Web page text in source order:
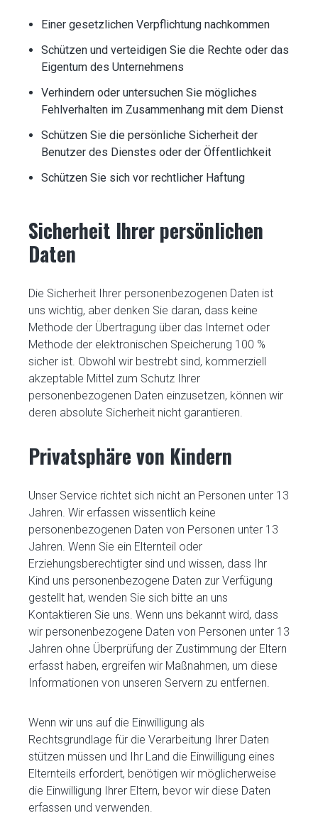
Einer gesetzlichen Verpflichtung nachkommen
Schützen und verteidigen Sie die Rechte oder das
Eigentum des Unternehmens
Verhindern oder untersuchen Sie mögliches
Fehlverhalten im Zusammenhang mit dem Dienst
Schützen Sie die persönliche Sicherheit der
Benutzer des Dienstes oder der Öffentlichkeit
Schützen Sie sich vor rechtlicher Haftung
Sicherheit Ihrer persönlichen
Daten
Die Sicherheit Ihrer personenbezogenen Daten ist
uns wichtig, aber denken Sie daran, dass keine
Methode der Übertragung über das Internet oder
Methode der elektronischen Speicherung 100 %
sicher ist. Obwohl wir bestrebt sind, kommerziell
akzeptable Mittel zum Schutz Ihrer
personenbezogenen Daten einzusetzen, können wir
deren absolute Sicherheit nicht garantieren.
Privatsphäre von Kindern
Unser Service richtet sich nicht an Personen unter 13
Jahren. Wir erfassen wissentlich keine
personenbezogenen Daten von Personen unter 13
Jahren. Wenn Sie ein Elternteil oder
Erziehungsberechtigter sind und wissen, dass Ihr
Kind uns personenbezogene Daten zur Verfügung
gestellt hat, wenden Sie sich bitte an uns
Kontaktieren Sie uns. Wenn uns bekannt wird, dass
wir personenbezogene Daten von Personen unter 13
Jahren ohne Überprüfung der Zustimmung der Eltern
erfasst haben, ergreifen wir Maßnahmen, um diese
Informationen von unseren Servern zu entfernen.
Wenn wir uns auf die Einwilligung als
Rechtsgrundlage für die Verarbeitung Ihrer Daten
stützen müssen und Ihr Land die Einwilligung eines
Elternteils erfordert, benötigen wir möglicherweise
die Einwilligung Ihrer Eltern, bevor wir diese Daten
erfassen und verwenden.